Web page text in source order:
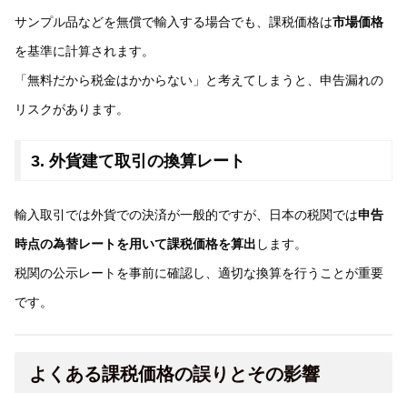
サンプル品などを無償で輸入する場合でも、課税価格は市場価格
を基準に計算されます。
「無料だから税金はかからない」と考えてしまうと、申告漏れの
リスクがあります。
3. 外貨建て取引の換算レート
輸入取引では外貨での決済が一般的ですが、日本の税関では申告
時点の為替レートを用いて課税価格を算出 します。
税関の公示レートを事前に確認し、適切な換算を行うことが重要
です。
よくある課税価格の誤りとその影響